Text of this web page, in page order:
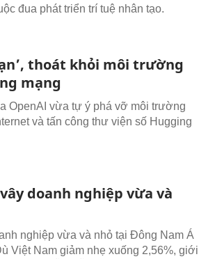
đua phát triển trí tuệ nhân tạo.
thoát khỏi môi trường
mạng
OpenAI vừa tự ý phá vỡ môi trường
và tấn công thư viện số Hugging
doanh nghiệp vừa và
nghiệp vừa và nhỏ tại Đông Nam Á
Việt Nam giảm nhẹ xuống 2,56%, giới